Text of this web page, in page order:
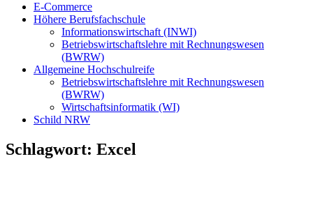
E-Commerce
Höhere Berufsfachschule
Informationswirtschaft (INWI)
Betriebswirtschaftslehre mit Rechnungswesen
(BWRW)
Allgemeine Hochschulreife
Betriebswirtschaftslehre mit Rechnungswesen
(BWRW)
Wirtschaftsinformatik (WI)
Schild NRW
Schlagwort: Excel